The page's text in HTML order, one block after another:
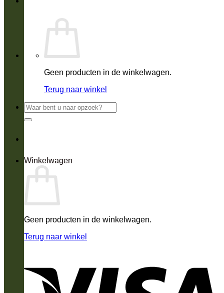
Geen producten in de winkelwagen.
Terug naar winkel
Zoeken
naar:
Winkelwagen
Geen producten in de winkelwagen.
Terug naar winkel